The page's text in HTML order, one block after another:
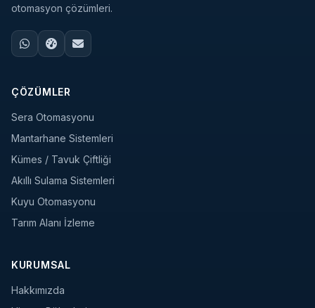
otomasyon çözümleri.
ÇÖZÜMLER
Sera Otomasyonu
Mantarhane Sistemleri
Kümes / Tavuk Çiftliği
Akıllı Sulama Sistemleri
Kuyu Otomasyonu
Tarım Alanı İzleme
KURUMSAL
Hakkımızda